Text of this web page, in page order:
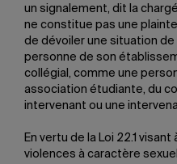
un signalement, dit la
ne constitue pas une
de dévoiler une situation de
personne de son
collégial, comme une
association étudiante, du
intervenant ou une
En vertu de la Loi 22.1
violences à caractère